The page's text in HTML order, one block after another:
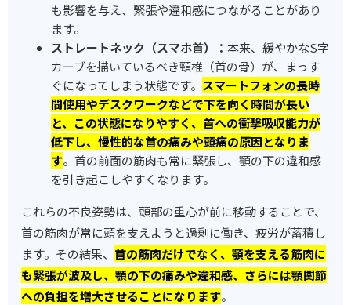
も影響を与え、緊張や違和感につながることがあり
ます。
ストレートネック（スマホ首）： 本来、緩やかなS字
カーブを描いているべき頸椎（首の骨）が、まっす
ぐになってしまう状態です。 スマートフォンの長時
間使用やデスクワークなどで下を向く時間が長い
と、この状態になりやすく、首への衝撃吸収能力が
低下し、慢性的な首の痛みや頭痛の原因となりま
す。首の前面の筋肉も常に緊張し、顎の下の違和感
を引き起こしやすくなります。
これらの不良姿勢は、頭部の重心が前に移動することで、
首の筋肉が常に頭を支えようと過剰に働き、疲労が蓄積し
ます。その結果、 首の筋肉だけでなく、顎を支える筋肉に
も緊張が波及し、顎の下の痛みや違和感、さらには顎関節
への負担を増大させることになります。